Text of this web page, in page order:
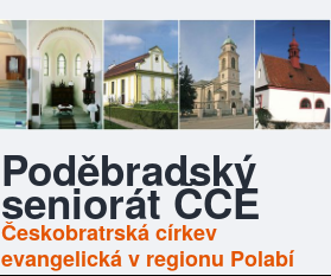
Poděbradský
seniorát ČCE
Českobratrská církev
evangelická v regionu Polabí